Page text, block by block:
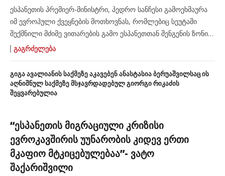
ესპანეთის პრემიერ-მინისტრი, პედრო სანჩესი გამოეხმაურა
იმ ევროპული ქვეყნების მოთხოვნას, რომლებიც სეუტაში
შექმნილი მძიმე ვითარების გამო ესპანეთთან შენგენის ზონის
ჩაკეტვას ითხოვენ. სოციალურ ქსელ X-ში გამოქვეყნებულ
ნებაყოფლობითია, ხოლო ევროპული ხელშეკრულებებისა
და ოფიციალური მონაცემების პატივისცემა – სავალდებულო.
ესპანეთის მთავრობის ხელმძღვანელმა ხაზგასმით აღნიშნა,
ᲒᲐᲒᲠᲫᲔᲚᲔᲑᲐ
გიგა ავალიანის საქმეზე აკავებენ ანასტასია ბერუაშვილსაც ის
აღნიშნულ საქმეზე მსჯავრდადებულ გიორგი რიკაძის
შეყვარებულია
“ესპანეთის მიგრაციული კრიზისი
ევროკავშირის უუნარობის კიდევ ერთი
მკაფიო მტკიცებულებაა”- ვატო
შაქარიშვილი